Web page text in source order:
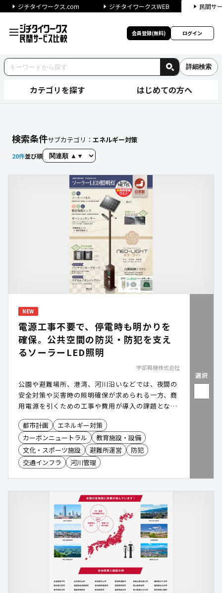
ジチタイワークス.com ジチタイワークスWEB 民間サ
会員登録(無料) ログイン
詳細検索
カテゴリを探す はじめての方へ
検索条件サブカテゴリ： エネルギー対策
20件並び順
NEW
電源工事不要で、停電時も明かりを
確保。公共空間の防災・防犯を支え
るソーラーLED照明
宇部興機株式会社
公園や避難場所、港湾、河川沿いなどでは、夜間の
安全対策や災害時の照明確保が求められる一方、商
用電源を引くための工事や費用が導入の課題となり
ます。「NEO・LIGHT(ネオ・ライト)」は、太陽光
で発電したものを蓄電し、電源工事不要で設置でき
る独立型ソーラーLED照明です。平常時の防犯・安
全対策に加え、停電時・災害時にも照明を確保。防
犯カメラや非常用電源などのオプションも追加で
き、設置場所や用途に合わせた公共空間の整備を支
援します。NETIS取得済み。
都市計画
エネルギー対策
カーボンニュートラル
教育施設・設備
文化・スポーツ施設
避難所運営
防犯
交通インフラ
河川管理
選択